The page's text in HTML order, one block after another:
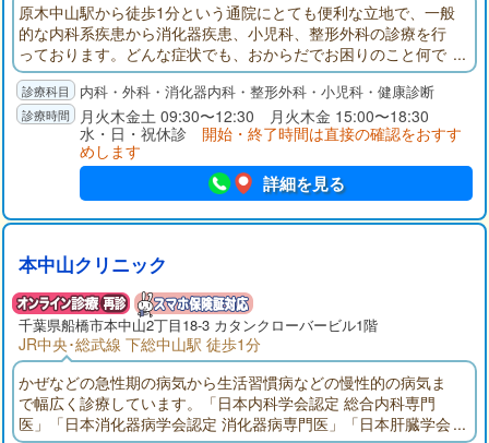
原木中山駅から徒歩1分という通院にとても便利な立地で、一般
的な内科系疾患から消化器疾患、小児科、整形外科の診療を行
っております。どんな症状でも、おからだでお困りのこと何で
もお気軽にご相談をいただけますと幸いでございます。
内科・外科・消化器内科・整形外科・小児科・健康診断
月火木金土 09:30〜12:30 月火木金 15:00〜18:30
水・日・祝休診 開始・終了時間は直接の確認をおすす
めします
詳細を見る
本中山クリニック
千葉県船橋市本中山2丁目18-3 カタンクローバービル1階
JR中央･総武線 下総中山駅 徒歩1分
かぜなどの急性期の病気から生活習慣病などの慢性的の病気ま
で幅広く診療しています。「日本内科学会認定 総合内科専門
医」「日本消化器病学会認定 消化器病専門医」「日本肝臓学会